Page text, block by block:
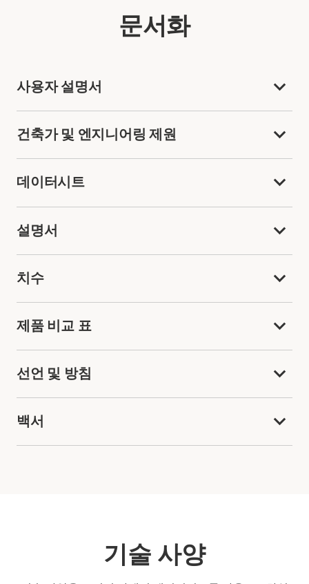
문서화
사용자 설명서
건축가 및 엔지니어링 제원
데이터시트
설명서
치수
제품 비교 표
선언 및 방침
백서
기술 사양